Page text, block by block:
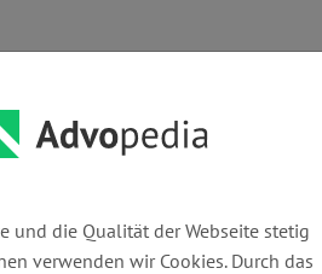
für
und die Qualität der Webseite stetig
verwenden wir Cookies. Durch das